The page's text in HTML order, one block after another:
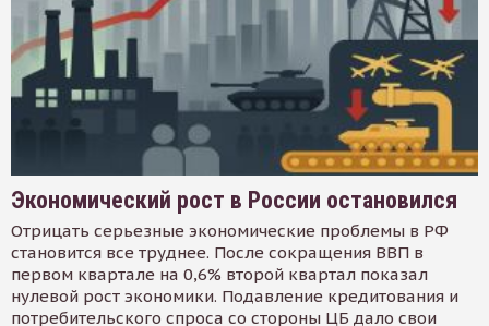
Экономический рост в России остановился
Отрицать серьезные экономические проблемы в РФ
становится все труднее. После сокращения ВВП в
первом квартале на 0,6% второй квартал показал
нулевой рост экономики. Подавление кредитования и
потребительского спроса со стороны ЦБ дало свои